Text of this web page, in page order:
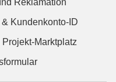
Reklamation
Kundenkonto-ID
Marktplatz